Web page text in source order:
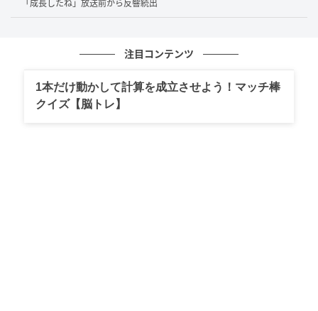
（前略）品があって面白くて、最高でした。
出典：とれたてフジテレビ 2026年6月6日更新ニュース
「成長したね」放送前から反響続出
注目コンテンツ
1本だけ動かして計算を成立させよう！マッチ棒
クイズ【脳トレ】